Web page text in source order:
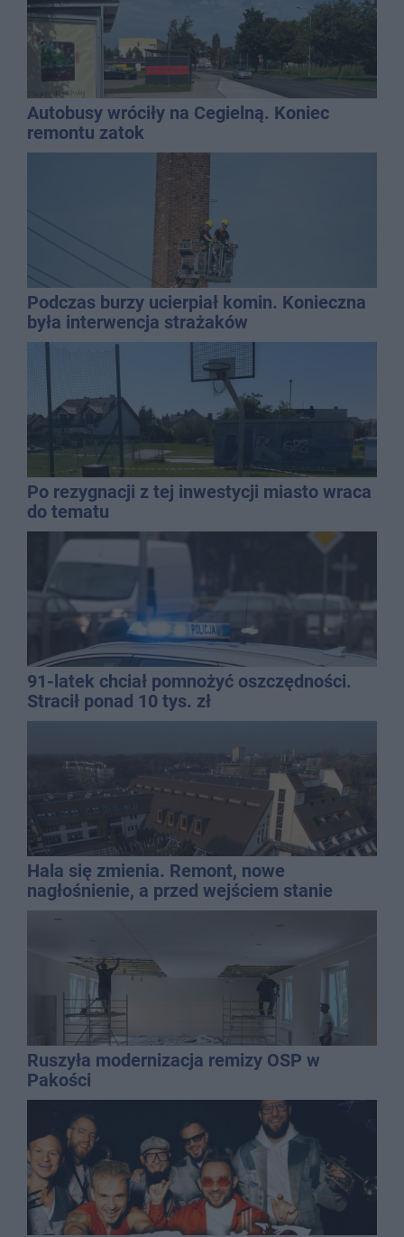
Autobusy wróciły na Cegielną. Koniec
remontu zatok
Podczas burzy ucierpiał komin. Konieczna
była interwencja strażaków
Po rezygnacji z tej inwestycji miasto wraca
do tematu
91-latek chciał pomnożyć oszczędności.
Stracił ponad 10 tys. zł
Hala się zmienia. Remont, nowe
nagłośnienie, a przed wejściem stanie
QEMETICA ARENA
Ruszyła modernizacja remizy OSP w
Pakości